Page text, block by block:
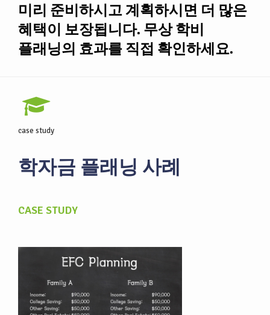
미리 준비하시고 계획하시면 더 많은
혜택이 보장됩니다. 무상 학비
플래닝의 효과를 직접 확인하세요.
case study
학자금 플래닝 사례
CASE STUDY